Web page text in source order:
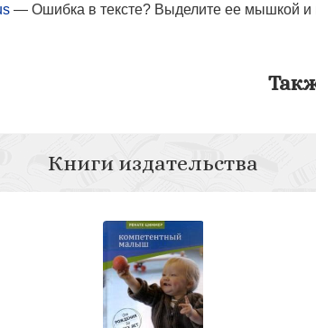
— Ошибка в тексте? Выделите ее мышкой и
Книги издательства